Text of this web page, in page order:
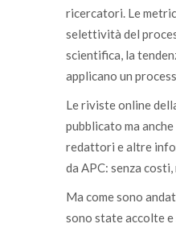
ricercatori. Le
selettività del
scientifica, la
applicano un
Le riviste online
pubblicato ma
redattori e altre
da APC: senza
Ma come sono
sono state accolte